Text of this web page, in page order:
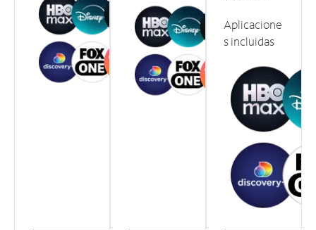
Aplicacione
s incluidas